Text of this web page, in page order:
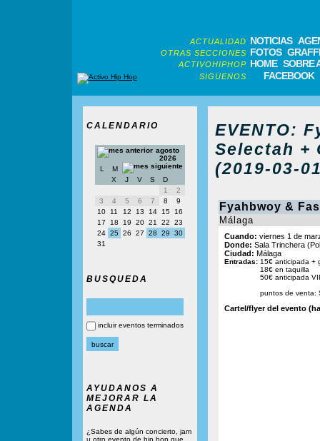
ACTUALIDAD NOTICIAS
OTRAS SECCIONES FOTOS
ACTIVOHIPHOP HOME SOBRE
SIGUENOS FACEBOOK
CALENDARIO
agosto
2026
L
M
X
J V S
D
1
2
3
4 5 6 7 8
9
10
11 12 13 14 15
16
17
18 19 20 21 22
23
24 25 26 27 28 29
30
31
BUSQUEDA
incluir eventos terminados
AYUDANOS A
MEJORAR LA
AGENDA
¿Sabes de algún concierto, jam
u otro evento de hip hop que
EVENTO:
Selectah +
(2019-03-
Fyahbwoy &
Málaga
Cuando: viernes 1 de
Donde: Sala Trinchera
Ciudad: Málaga
Entradas: 15€ anticipada +
18€ en taquilla
50€ anticipada
puntos de venta:
Cartel/flyer del evento